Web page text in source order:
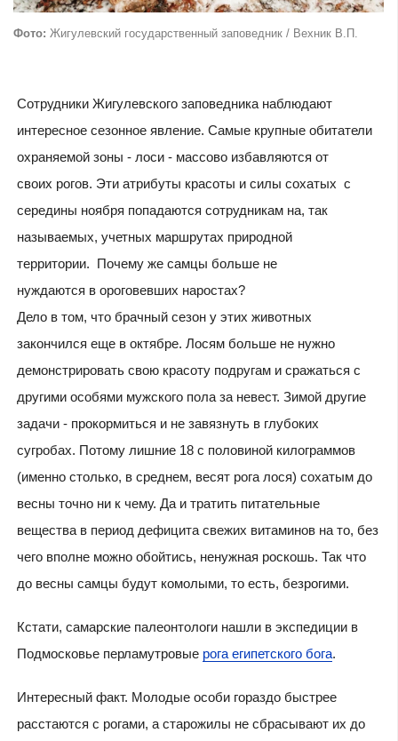
Фото: Жигулевский государственный заповедник / Вехник В.П.
Сотрудники Жигулевского заповедника наблюдают
интересное сезонное явление. Самые крупные обитатели
охраняемой зоны - лоси - массово избавляются от
своих рогов. Эти атрибуты красоты и силы сохатых с
середины ноября попадаются сотрудникам на, так
называемых, учетных маршрутах природной
территории. Почему же самцы больше не
нуждаются в ороговевших наростах?
Дело в том, что брачный сезон у этих животных
закончился еще в октябре. Лосям больше не нужно
демонстрировать свою красоту подругам и сражаться с
другими особями мужского пола за невест. Зимой другие
задачи - прокормиться и не завязнуть в глубоких
сугробах. Потому лишние 18 с половиной килограммов
(именно столько, в среднем, весят рога лося) сохатым до
весны точно ни к чему. Да и тратить питательные
вещества в период дефицита свежих витаминов на то, без
чего вполне можно обойтись, ненужная роскошь. Так что
до весны самцы будут комолыми, то есть, безрогими.
Кстати, самарские палеонтологи нашли в экспедиции в
Подмосковье перламутровые рога египетского бога.
Интересный факт. Молодые особи гораздо быстрее
расстаются с рогами, а старожилы не сбрасывают их до